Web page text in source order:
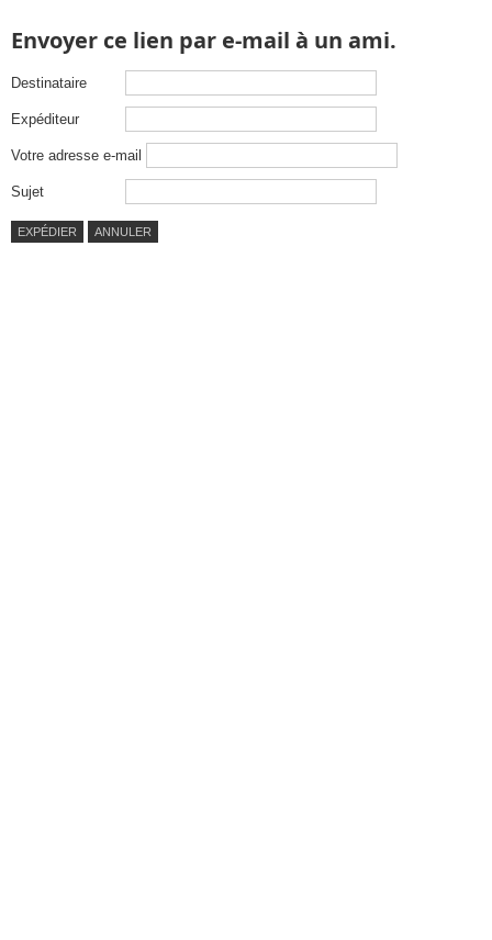
Envoyer ce lien par e-mail à un ami.
Destinataire
Expéditeur
Votre adresse e-mail
Sujet
EXPÉDIER ANNULER